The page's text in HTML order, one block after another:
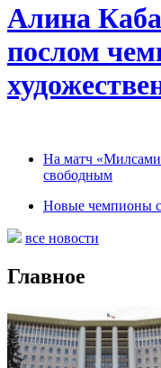
Алина
послом
На матч
свободным
Новые чемпионы
все новости
Главное